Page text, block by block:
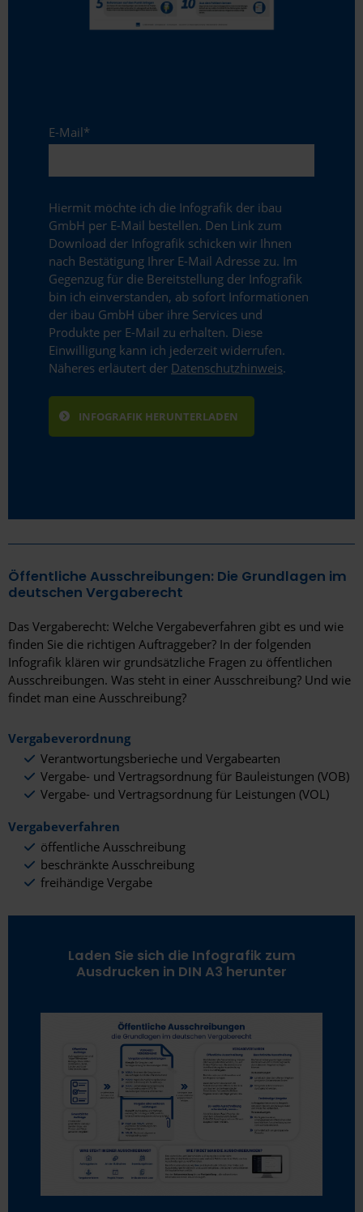
E-Mail*
Hiermit möchte ich die Infografik der ibau
GmbH per E-Mail bestellen. Den Link zum
Download der Infografik schicken wir Ihnen
nach Bestätigung Ihrer E-Mail Adresse zu. Im
Gegenzug für die Bereitstellung der Infografik
bin ich einverstanden, ab sofort Informationen
der ibau GmbH über ihre Services und
Produkte per E-Mail zu erhalten. Diese
Einwilligung kann ich jederzeit widerrufen.
Näheres erläutert der Datenschutzhinweis.
Öffentliche Ausschreibungen: Die Grundlagen im
deutschen Vergaberecht
Das Vergaberecht: Welche Vergabeverfahren gibt es und wie
finden Sie die richtigen Auftraggeber? In der folgenden
Infografik klären wir grundsätzliche Fragen zu öffentlichen
Ausschreibungen. Was steht in einer Ausschreibung? Und wie
findet man eine Ausschreibung?
Vergabeverordnung
Verantwortungsberieche und Vergabearten
Vergabe- und Vertragsordnung für Bauleistungen (VOB)
Vergabe- und Vertragsordnung für Leistungen (VOL)
Vergabeverfahren
öffentliche Ausschreibung
beschränkte Ausschreibung
freihändige Vergabe
Laden Sie sich die Infografik zum
Ausdrucken in DIN A3 herunter